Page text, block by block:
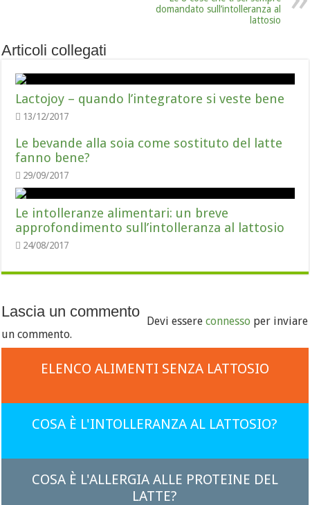
domandato sull’intolleranza al
lattosio
Articoli collegati
Lactojoy – quando l’integratore si veste bene
13/12/2017
Le bevande alla soia come sostituto del latte
fanno bene?
29/09/2017
Le intolleranze alimentari: un breve
approfondimento sull’intolleranza al lattosio
24/08/2017
Lascia un commento
Devi essereconnesso per inviare
un commento.
ELENCO ALIMENTI SENZA LATTOSIO
COSA È L'INTOLLERANZA AL LATTOSIO?
COSA È L'ALLERGIA ALLE PROTEINE DEL
LATTE?